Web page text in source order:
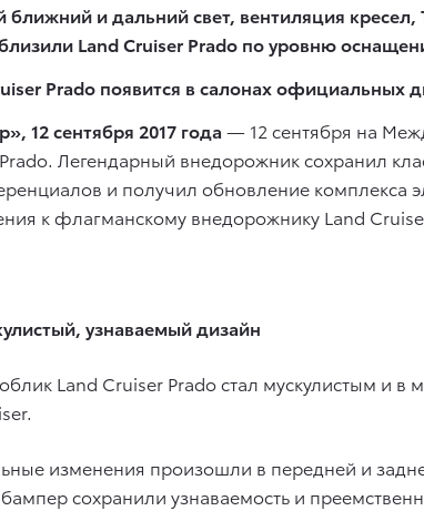
и дальний свет, вентиляция
Land Cruiser Prado по уровню
Prado появится в салонах официальных
12 сентября 2017 года — 12 сентября на
Легендарный внедорожник сохранил
и получил обновление
к флагманскому внедорожнику Land
узнаваемый дизайн
Land Cruiser Prado стал мускулистым и
изменения произошли в передней и
сохранили узнаваемость и